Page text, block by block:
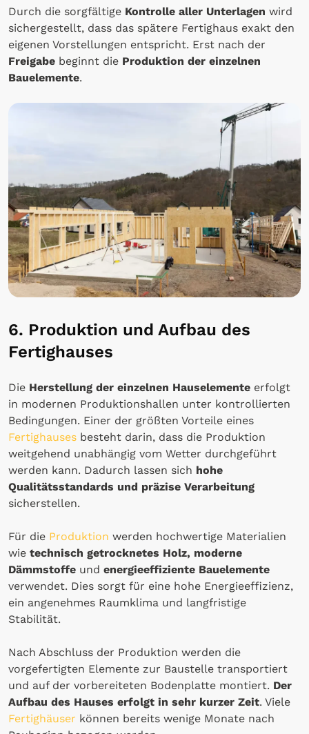
Durch die sorgfältige Kontrolle aller Unterlagen wird
sichergestellt, dass das spätere Fertighaus exakt den
eigenen Vorstellungen entspricht. Erst nach der
Freigabe beginnt die Produktion der einzelnen
Bauelemente.
6. Produktion und Aufbau des
Fertighauses
Die Herstellung der einzelnen Hauselemente erfolgt
in modernen Produktionshallen unter kontrollierten
Bedingungen. Einer der größten Vorteile eines
Fertighauses besteht darin, dass die Produktion
weitgehend unabhängig vom Wetter durchgeführt
werden kann. Dadurch lassen sich hohe
Qualitätsstandards und präzise Verarbeitung
sicherstellen.
Für die Produktion werden hochwertige Materialien
wie technisch getrocknetes Holz, moderne
Dämmstoffe und energieeffiziente Bauelemente
verwendet. Dies sorgt für eine hohe Energieeffizienz,
ein angenehmes Raumklima und langfristige
Stabilität.
Nach Abschluss der Produktion werden die
vorgefertigten Elemente zur Baustelle transportiert
und auf der vorbereiteten Bodenplatte montiert. Der
Aufbau des Hauses erfolgt in sehr kurzer Zeit. Viele
Fertighäuser können bereits wenige Monate nach